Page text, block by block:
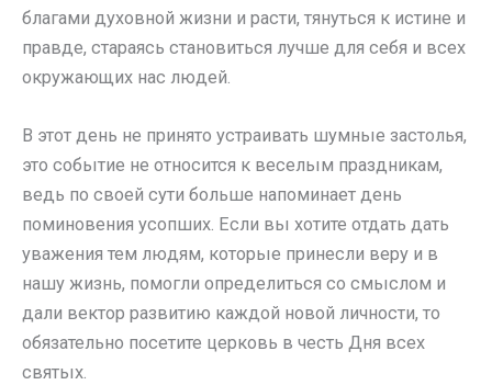
благами духовной жизни и расти, тянуться к истине и
правде, стараясь становиться лучше для себя и всех
окружающих нас людей.
В этот день не принято устраивать шумные застолья,
это событие не относится к веселым праздникам,
ведь по своей сути больше напоминает день
поминовения усопших. Если вы хотите отдать дать
уважения тем людям, которые принесли веру и в
нашу жизнь, помогли определиться со смыслом и
дали вектор развитию каждой новой личности, то
обязательно посетите церковь в честь Дня всех
святых.